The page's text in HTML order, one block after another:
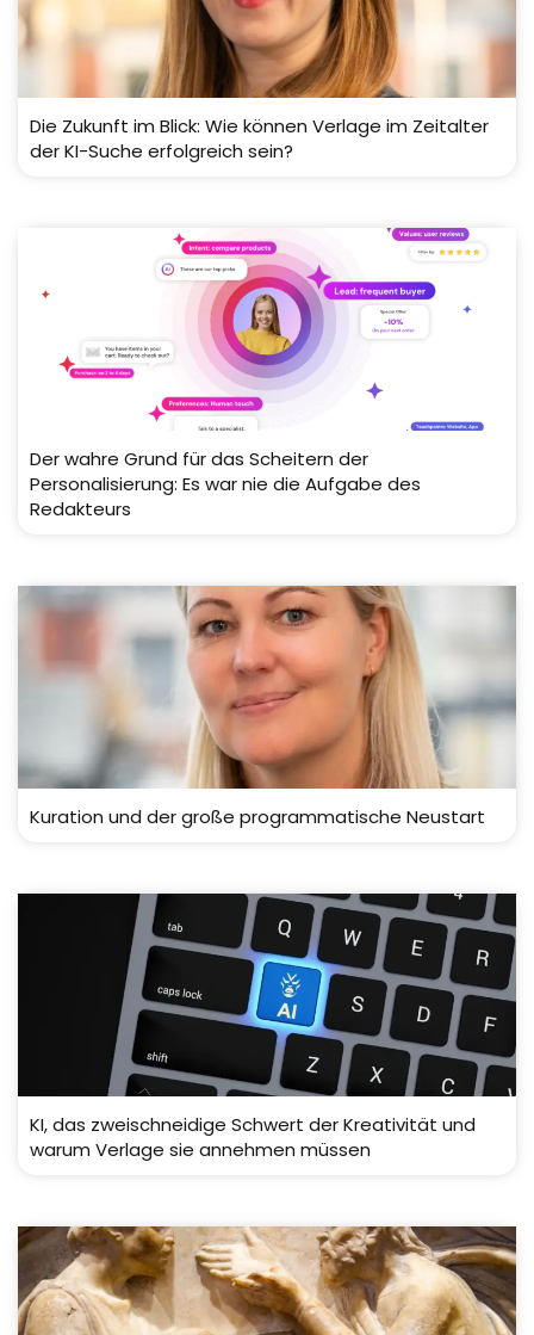
Die Zukunft im Blick: Wie können Verlage im Zeitalter
der KI-Suche erfolgreich sein?
Der wahre Grund für das Scheitern der
Personalisierung: Es war nie die Aufgabe des
Redakteurs
Kuration und der große programmatische Neustart
KI, das zweischneidige Schwert der Kreativität und
warum Verlage sie annehmen müssen